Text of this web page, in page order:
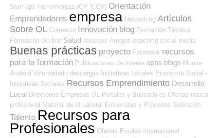
Start-ups Herramientas (CP Y CV) Orientación
Emprendedores empresa Networking Artículos
Sobre OL Comercio Innovación blog Formación Técnica
Formación On-line Salud recursos Amigos coaching social media
Buenas prácticas proyecto Facebook recursos
para la formación Publicaciones de Interés apps blogs Murcia
Android Voluntariado descargas Iniciativas Locales Economía Social -
Iniciativas Sociales Recursos Emprendimiento Desarrollo
Local Directorios Empresas OL Portales y Buscadores Ofertas marca
profesional Material de O.Laboral Entrevistas y Procesos Selección
Talento Recursos para
Profesionales Ofertas Empleo Internacional